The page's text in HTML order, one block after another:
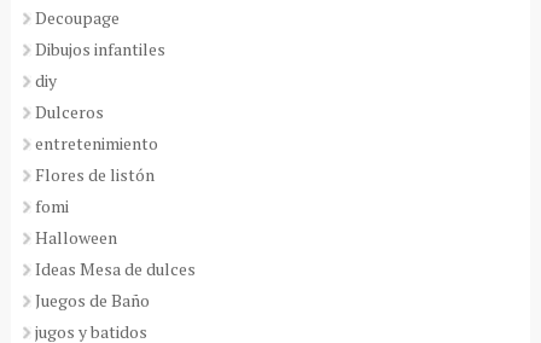
Decoupage
Dibujos infantiles
diy
Dulceros
entretenimiento
Flores de listón
fomi
Halloween
Ideas Mesa de dulces
Juegos de Baño
jugos y batidos